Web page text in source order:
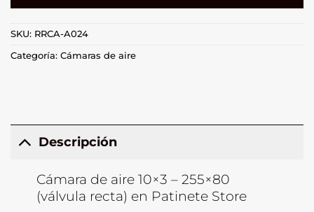
SKU: RRCA-A024
Categoría: Cámaras de aire
Descripción
Cámara de aire 10×3 – 255×80
(válvula recta) en Patinete Store